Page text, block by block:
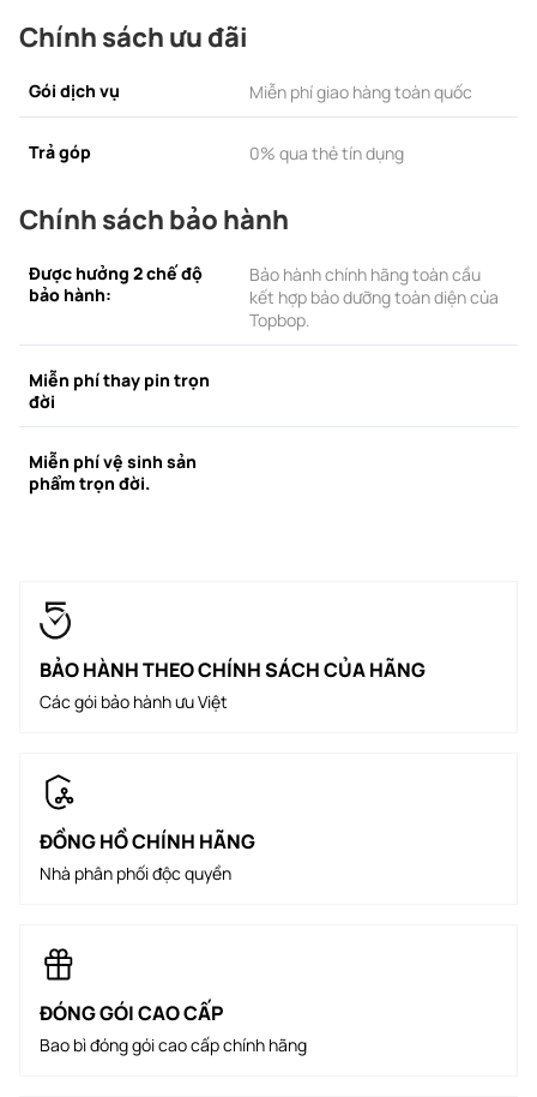
BẢO HÀNH THEO CHÍNH SÁCH CỦA HÃNG
Các gói bảo hành ưu Việt
ĐỒNG HỒ CHÍNH HÃNG
Nhà phân phối độc quyền
ĐÓNG GÓI CAO CẤP
Bao bì đóng gói cao cấp chính hãng
Chính sách ưu đãi
Gói dịch vụ Miễn phí giao hàng toàn quốc
Trả góp 0% qua thẻ tín dụng
Chính sách bảo hành
Được hưởng 2 chế độ
bảo hành:
Bảo hành chính hãng toàn cầu
kết hợp bảo dưỡng toàn diện của
Topbop.
Miễn phí thay pin trọn
đời
Miễn phí vệ sinh sản
phẩm trọn đời.